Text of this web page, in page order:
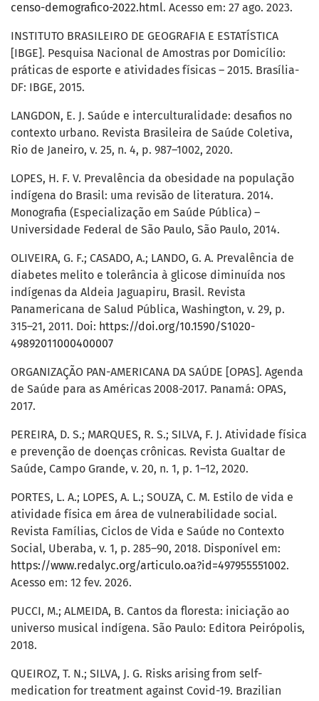
censo-demografico-2022.html. Acesso em: 27 ago. 2023.
INSTITUTO BRASILEIRO DE GEOGRAFIA E ESTATÍSTICA
[IBGE]. Pesquisa Nacional de Amostras por Domicílio:
práticas de esporte e atividades físicas – 2015. Brasília-
DF: IBGE, 2015.
LANGDON, E. J. Saúde e interculturalidade: desafios no
contexto urbano. Revista Brasileira de Saúde Coletiva,
Rio de Janeiro, v. 25, n. 4, p. 987–1002, 2020.
LOPES, H. F. V. Prevalência da obesidade na população
indígena do Brasil: uma revisão de literatura. 2014.
Monografia (Especialização em Saúde Pública) –
Universidade Federal de São Paulo, São Paulo, 2014.
OLIVEIRA, G. F.; CASADO, A.; LANDO, G. A. Prevalência de
diabetes melito e tolerância à glicose diminuída nos
indígenas da Aldeia Jaguapiru, Brasil. Revista
Panamericana de Salud Pública, Washington, v. 29, p.
315–21, 2011. Doi: https://doi.org/10.1590/S1020-
49892011000400007
ORGANIZAÇÃO PAN-AMERICANA DA SAÚDE [OPAS]. Agenda
de Saúde para as Américas 2008-2017. Panamá: OPAS,
2017.
PEREIRA, D. S.; MARQUES, R. S.; SILVA, F. J. Atividade física
e prevenção de doenças crônicas. Revista Gualtar de
Saúde, Campo Grande, v. 20, n. 1, p. 1–12, 2020.
PORTES, L. A.; LOPES, A. L.; SOUZA, C. M. Estilo de vida e
atividade física em área de vulnerabilidade social.
Revista Famílias, Ciclos de Vida e Saúde no Contexto
Social, Uberaba, v. 1, p. 285–90, 2018. Disponível em:
https://www.redalyc.org/articulo.oa?id=497955551002.
Acesso em: 12 fev. 2026.
PUCCI, M.; ALMEIDA, B. Cantos da floresta: iniciação ao
universo musical indígena. São Paulo: Editora Peirópolis,
2018.
QUEIROZ, T. N.; SILVA, J. G. Risks arising from self-
medication for treatment against Covid-19. Brazilian